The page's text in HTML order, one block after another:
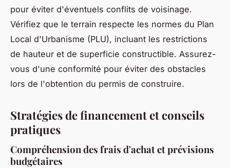
pour éviter d'éventuels conflits de voisinage.
Vérifiez que le terrain respecte les normes du Plan
Local d'Urbanisme (PLU), incluant les restrictions
de hauteur et de superficie constructible. Assurez-
vous d'une conformité pour éviter des obstacles
lors de l'obtention du permis de construire.
Stratégies de financement et conseils
pratiques
Compréhension des frais d'achat et prévisions
budgétaires